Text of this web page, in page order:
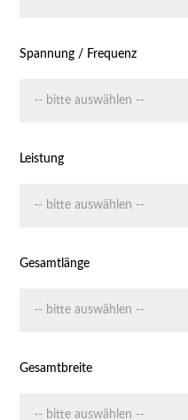
Spannung / Frequenz
Leistung
Gesamtlänge
Gesamtbreite